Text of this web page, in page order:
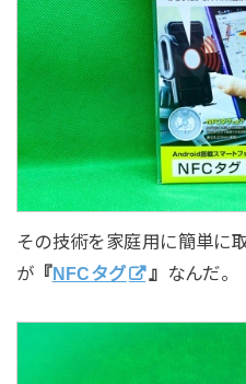
その技術を家庭用に簡単に
が 『NFCタグ 』 なんだ。